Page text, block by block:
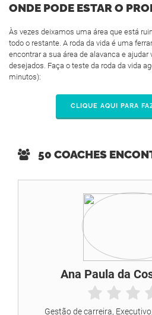
ONDE PODE ESTAR O
Às vezes deixamos uma área que está
todo o restante. A roda da vida é uma
encontrar a sua área de alavanca e
desejados. Faça o teste da roda da vida
minutos):
CLIQUE AQUI PARA
50 COACHES
Ana Paula da
Gestão de carreira,